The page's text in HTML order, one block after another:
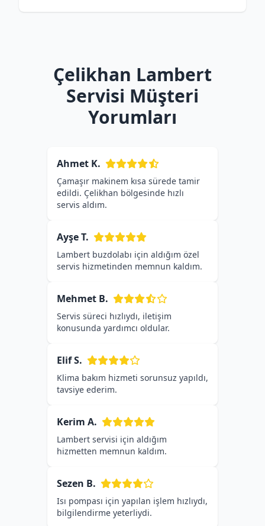
Çelikhan Lambert
Servisi Müşteri
Yorumları
Ahmet K.
Çamaşır makinem kısa sürede tamir
edildi. Çelikhan bölgesinde hızlı
servis aldım.
Ayşe T.
Lambert buzdolabı için aldığım özel
servis hizmetinden memnun kaldım.
Mehmet B.
Servis süreci hızlıydı, iletişim
konusunda yardımcı oldular.
Elif S.
Klima bakım hizmeti sorunsuz yapıldı,
tavsiye ederim.
Kerim A.
Lambert servisi için aldığım
hizmetten memnun kaldım.
Sezen B.
Isı pompası için yapılan işlem hızlıydı,
bilgilendirme yeterliydi.